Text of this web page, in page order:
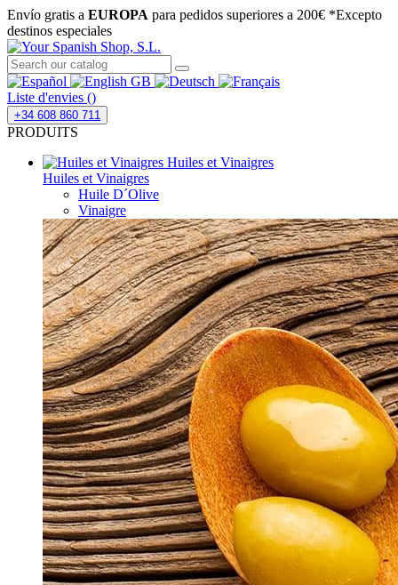
Envío gratis a EUROPA para pedidos superiores a 200€ *Excepto
destinos especiales
Liste d'envies ()
+34 608 860 711
PRODUITS
Huiles et Vinaigres
Huiles et Vinaigres
Huile D´Olive
Vinaigre